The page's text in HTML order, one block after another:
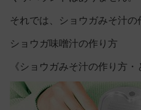
それでは、ショウガみそ汁の
ショウガ味噌汁の作り方
《ショウガみそ汁の作り方・